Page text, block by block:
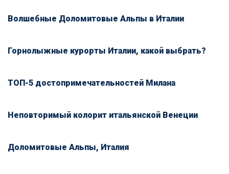
Волшебные Доломитовые Альпы в Италии
Горнолыжные курорты Италии, какой выбрать?
ТОП-5 достопримечательностей Милана
Неповторимый колорит итальянской Венеции
Доломитовые Альпы, Италия